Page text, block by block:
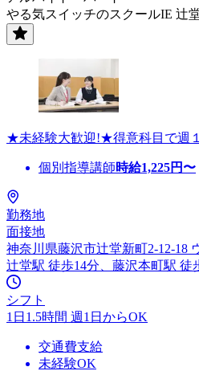
やる気スイッチのスクールIE 辻
★未経験大歓迎!★得意科目で週
個別指導講師時給1,225円〜
勤務地
面接地
神奈川県藤沢市辻堂新町2-12-18
辻堂駅 徒歩14分、藤沢本町駅 徒
シフト
1日1.5時間 週1日からOK
交通費支給
未経験OK